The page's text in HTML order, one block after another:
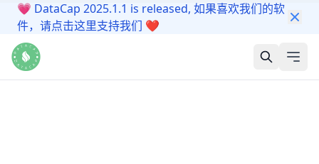
💗 DataCap 2025.1.1 is released, 如果喜欢我们的软
件，请点击这里支持我们 ❤️